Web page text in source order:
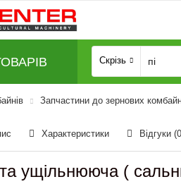
Скрізь
Запчастини до зернових
Характеристики Відгуки
ущільнююча (